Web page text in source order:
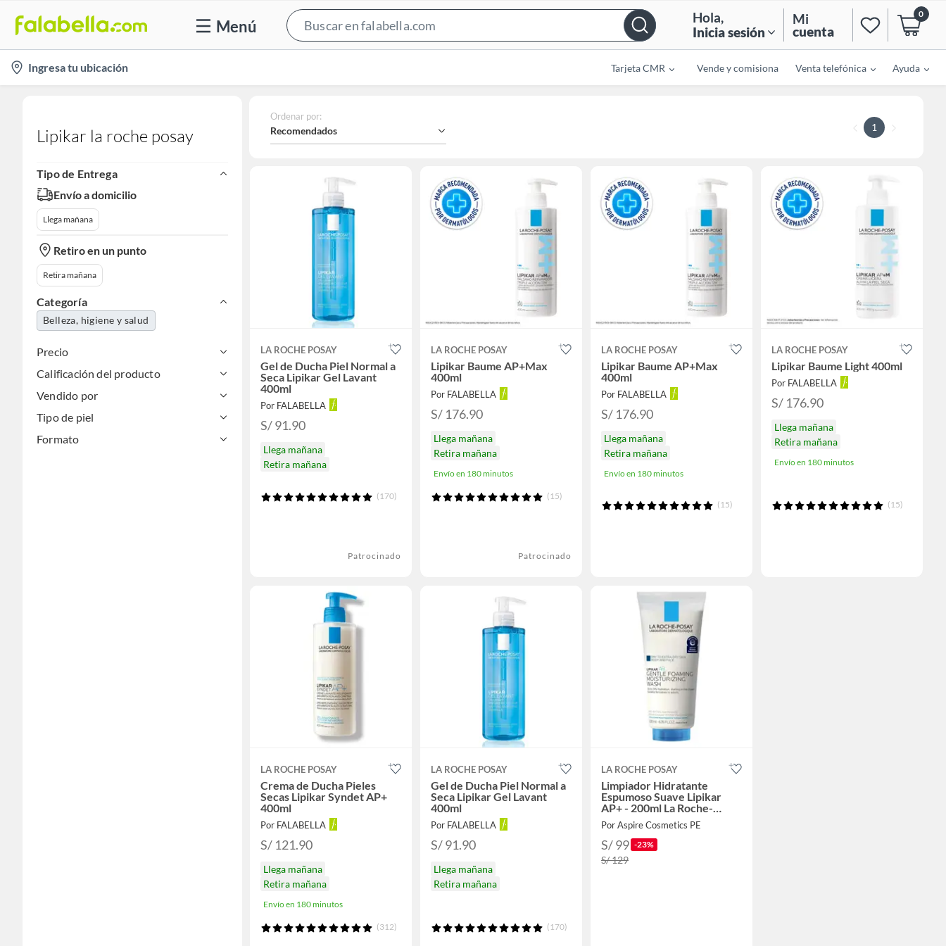
Menú
Bar
Hola,
Inicia sesión
Mi
cuenta
0
location-
icon
Ingresa tu ubicación Tarjeta CMR Vende y comisiona Venta telefónica Ayuda
Lipikar la roche posay
Tipo de Entrega
Envío a domicilio
Llega mañana
Retiro en un punto
Retira mañana
Categoría
Belleza, higiene y salud
Precio
Calificación del producto
Vendido por
Tipo de piel
Formato
Ordenar por:
Recomendados 1
LA ROCHE POSAY
Gel de Ducha Piel Normal a
Seca Lipikar Gel Lavant
400ml
Por FALABELLA
S/ 91.90
Llega mañana
Retira mañana
(170)
Patrocinado
LA ROCHE POSAY
Lipikar Baume AP+Max
400ml
Por FALABELLA
S/ 176.90
Llega mañana
Retira mañana
Envío en 180 minutos
(15)
Patrocinado
LA ROCHE POSAY
Lipikar Baume AP+Max
400ml
Por FALABELLA
S/ 176.90
Llega mañana
Retira mañana
Envío en 180 minutos
(15)
LA ROCHE POSAY
Lipikar Baume Light 400ml
Por FALABELLA
S/ 176.90
Llega mañana
Retira mañana
Envío en 180 minutos
(15)
LA ROCHE POSAY
Crema de Ducha Pieles
Secas Lipikar Syndet AP+
400ml
Por FALABELLA
S/ 121.90
Llega mañana
Retira mañana
Envío en 180 minutos
(312)
LA ROCHE POSAY
Gel de Ducha Piel Normal a
Seca Lipikar Gel Lavant
400ml
Por FALABELLA
S/ 91.90
Llega mañana
Retira mañana
(170)
LA ROCHE POSAY
Limpiador Hidratante
Espumoso Suave Lipikar
AP+ - 200ml La Roche-
Posay
Por Aspire Cosmetics PE
S/ 99 -23%
S/ 129